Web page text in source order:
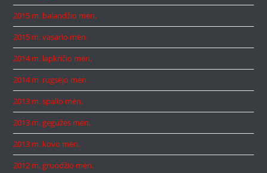
2015 m. balandžio mėn.
2015 m. vasario mėn.
2014 m. lapkričio mėn.
2014 m. rugsėjo mėn.
2013 m. spalio mėn.
2013 m. gegužės mėn.
2013 m. kovo mėn.
2012 m. gruodžio mėn.